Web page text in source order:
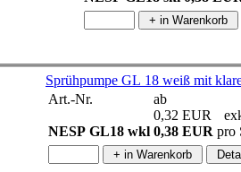
Sprühpumpe GL 18 weiß mit
Art.-Nr.
NESP GL18 wkl
ab
0,32 EUR
0,38 EUR pro